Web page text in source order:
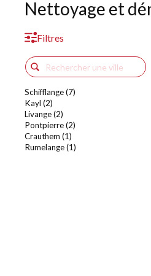
Nettoyage et
Filtres
Schifflange (7)
Kayl (2)
Livange (2)
Pontpierre (2)
Crauthem (1)
Rumelange (1)